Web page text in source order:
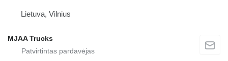
Lietuva, Vilnius
MJAA Trucks